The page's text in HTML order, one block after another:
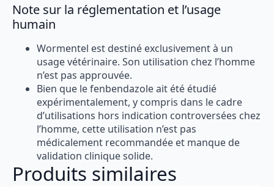
Note sur la réglementation et l’usage
humain
Wormentel est destiné exclusivement à un
usage vétérinaire. Son utilisation chez l’homme
n’est pas approuvée.
Bien que le fenbendazole ait été étudié
expérimentalement, y compris dans le cadre
d’utilisations hors indication controversées chez
l’homme, cette utilisation n’est pas
médicalement recommandée et manque de
validation clinique solide.
Produits similaires